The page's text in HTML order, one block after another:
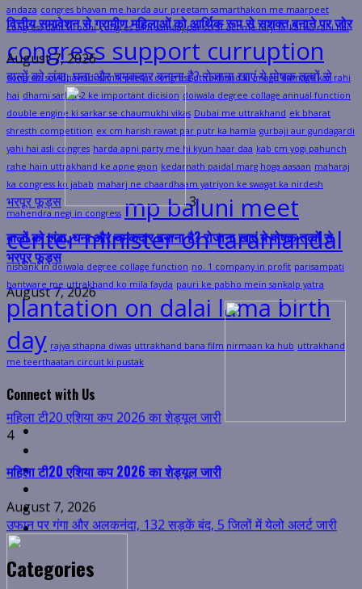
भरपूर फूड्स 3
बालों को लंबा, घना और चमकदार बनाना है? रोजाना खाएं ये पोषक तत्वों से
भरपूर फूड्स
August 7, 2026
महिला टी20 एशिया कप 2026 का शेड्यूल जारी
4
महिला टी20 एशिया कप 2026 का शेड्यूल जारी
August 7, 2026
उफान पर गंगा और अलकनंदा, 132 सड़कें बंद, 5 जिलों में येलो अलर्ट जारी
andaza congres bhavan me harda aur preetam samarthakon me maarpeet
congress dalit virodhi congres Sikh samaaj par sc/ST act me farji fir karwa rahi hai
congress support curruption
congress suvidhawadi sainik premi congress uttrakhand ki image damage kar rahi
hai dhami sarkar-2 ke important dicision doiwala degree collage annual function
double engine ki sarkar se chaumukhi vikas Dubai me uttrakhand ek bharat
shresth competition ex cm harish rawat par putr ka hamla gurbaji aur gundagardi
yahi hai asli congres harda apni party me hi kyun haar daa kab cm yogi pahunch
rahe hain uttrakhand ke apne gaon kedarnath paidal marg hoga aasaan maharaj
ka congress ko jabab maharj ne chaardhaam yatriyon ke swagat ka nirdesh
mahendra negi in congress mp baluni meet
center minister on taramandal
nishank in doiwala degree collage function no. 1 company in profit parisampati
bantware me uttrakhand ko mila fayda pauri ke pabho mein sankalp yatra
plantation on dalai lama birth
day rajya sthapna diwas uttrakhand bana film nirmaan ka hub uttrakhand
me teerthaatan circuit ki pustak
Connect with Us
Facebook
Linkedin
Youtube
Instagram
Categories